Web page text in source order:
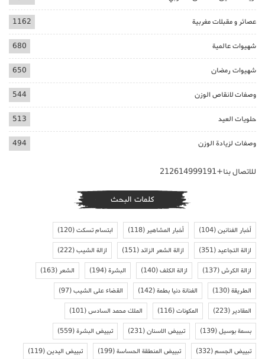
عصائر و مقبلات مغربية 1162
شهيوات عالمية 680
شهيوات رمضان 650
وصفات لانقاص الوزن 544
حلويات العيد 513
وصفات لزيادة الوزن 494
للاتصال بنا+212614999191
كلمات البحث
أخبار الفنانين(104) أخبار المشاهير(118) ابتسام تسكت(120)
ازالة التجاعيد(351) ازالة الشعر الزائد(151) ازالة الشيب(222)
ازالة الكرش(137) ازالة الكلف(140) البشرة(194) الشعر(163)
الطريقة(130) الفنانة دنيا بطمة(142) القضاء على الشيب(97)
المقادير(223) المكونات(116) الملك محمد السادس(101)
بسمة بوسيل(139) تبييض الاسنان(231) تبييض البشرة(559)
تبييض الجسم(332) تبييض المنطقة الحساسة(199) تبييض اليدين(119)